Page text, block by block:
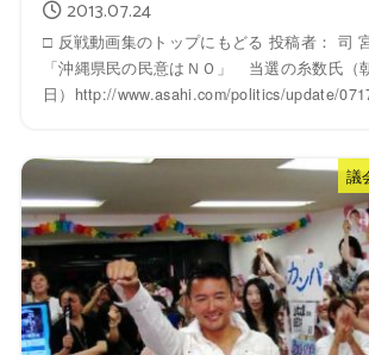
2013.07.24
□ 反戦動画集のトップにもどる 投稿者： 司
「沖縄県民の民意はＮＯ」 当選の糸数氏（
日）http://www.asahi.com/politics/update/
議